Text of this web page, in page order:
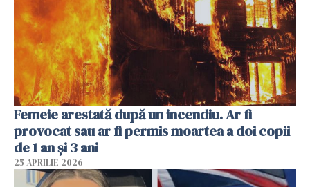
Femeie arestată după un incendiu. Ar fi
provocat sau ar fi permis moartea a doi copii
de 1 an și 3 ani
25 APRILIE 2026